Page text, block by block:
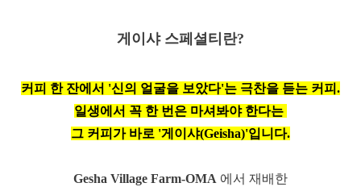
게이샤 스페셜티란?
커피 한 잔에서 '신의 얼굴을 보았다'는 극찬을 듣는 커피.
일생에서 꼭 한 번은 마셔봐야 한다는
그 커피가 바로 '게이샤(Geisha)'입니다.
Gesha Village Farm-OMA 에서 재배한